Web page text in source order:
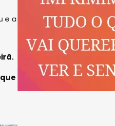
e a